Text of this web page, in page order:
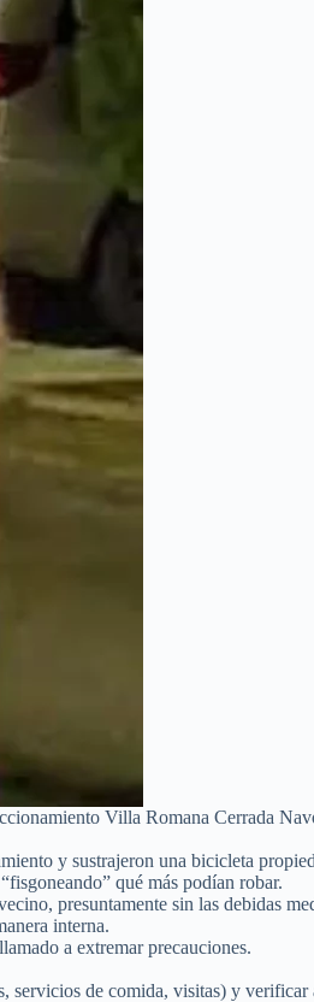
Villa Romana Cerrada
y sustrajeron una bicicleta
qué más podían robar.
presuntamente sin las debidas
interna.
a extremar precauciones.
de comida, visitas) y